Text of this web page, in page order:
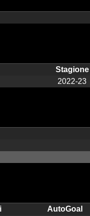
Stagione
2022-23
AutoGoal